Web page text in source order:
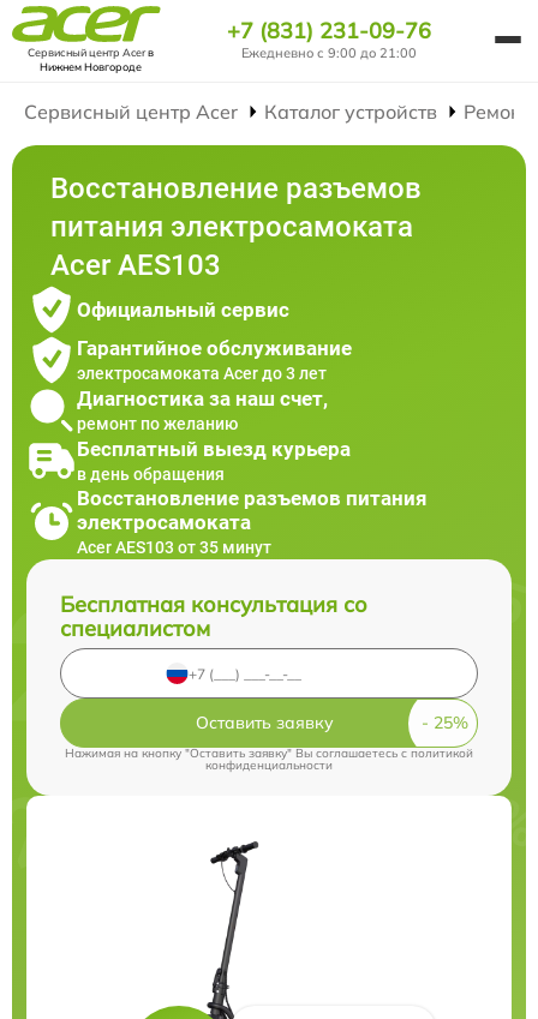
Сервисный центр Acerв
Нижнем Новгороде
+7 (831) 231-09-76
Ежедневно с 9:00 до 21:00
Сервисный центр Acer Каталог устройств Ремонт
Восстановление разъемов
питания электросамоката
Acer AES103
Официальный сервис
Гарантийное обслуживание
электросамоката Acer до 3 лет
Диагностика за наш счет,
ремонт по желанию
Бесплатный выезд курьера
в день обращения
Восстановление разъемов питания
электросамоката
Acer AES103 от 35 минут
Бесплатная консультация со
специалистом
Оставить заявку
Нажимая на кнопку "Оставить заявку" Вы соглашаетесь cполитикой
конфиденциальности